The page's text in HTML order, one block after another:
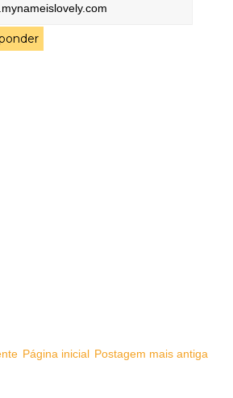
Postagem mais antiga
Página inicial